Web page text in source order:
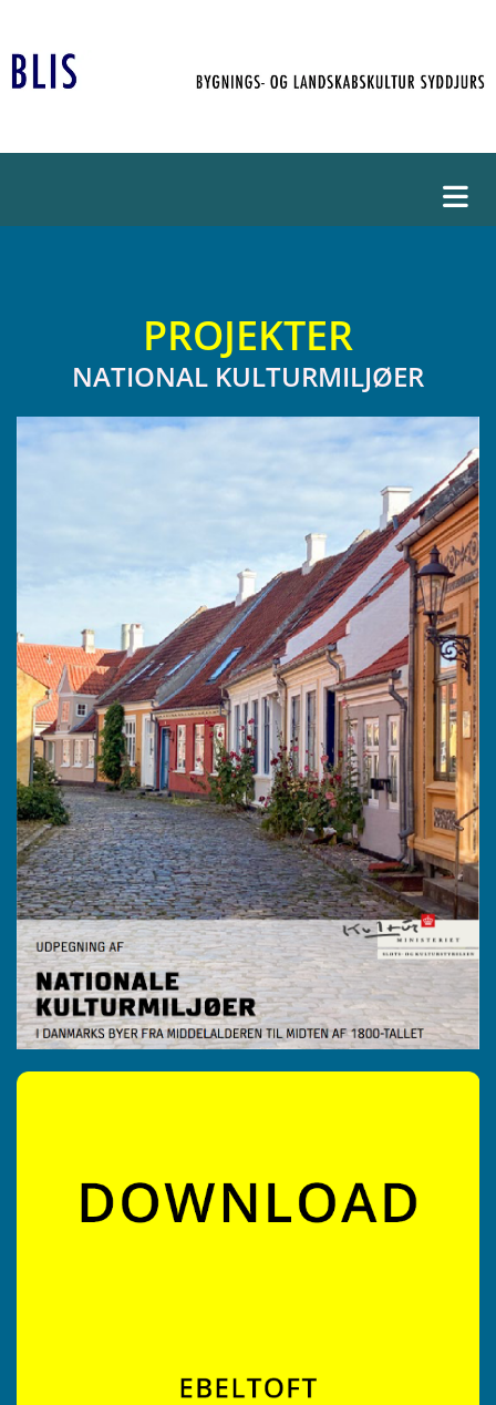
PROJEKTER
NATIONAL KULTURMILJØER